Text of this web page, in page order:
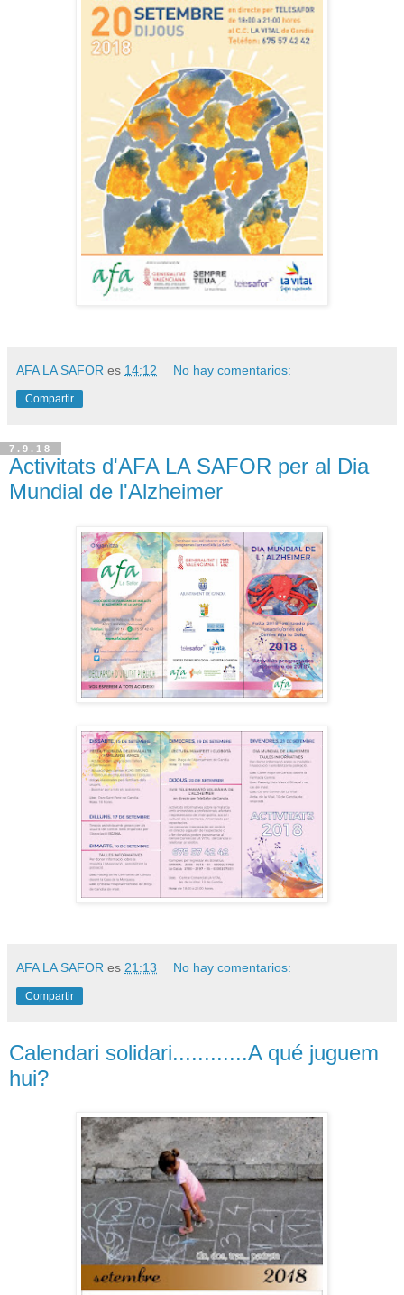
AFA LA SAFOR es 14:12 No hay comentarios:
Compartir
7.9.18
Activitats d'AFA LA SAFOR per al Dia
Mundial de l'Alzheimer
AFA LA SAFOR es 21:13 No hay comentarios:
Compartir
Calendari solidari............A qué juguem
hui?